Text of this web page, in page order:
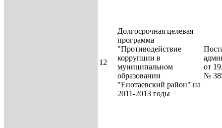
12
Долгосрочная целевая
программа
"Противодействие
коррупции в
муниципальном
образовании
"Енотаевский район" на
2011-2013 годы
от
№